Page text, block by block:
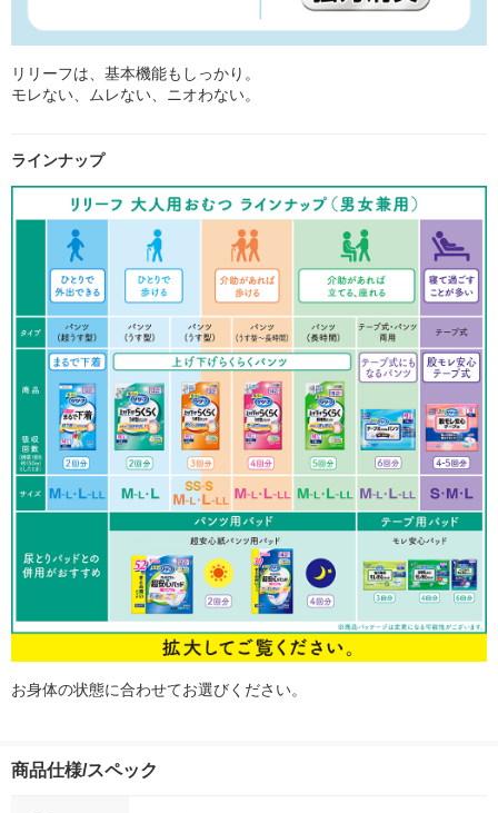
リリーフは、基本機能もしっかり。
モレない、ムレない、ニオわない。
ラインナップ
お身体の状態に合わせてお選びください。
商品仕様/スペック